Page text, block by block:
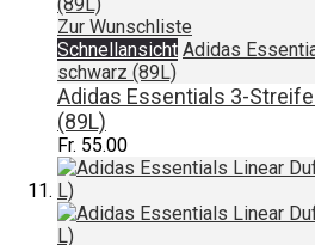
Zur Wunschliste
Schnellansicht Adidas
schwarz (89L)
Adidas Essentials 3-
(89L)
Fr. 55.00